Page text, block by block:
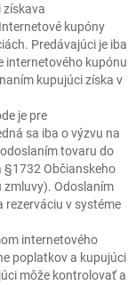
získava
kupóny
Predávajúci je iba
internetového kupónu
kupujúci získa v
je pre
sa iba o výzvu na
tovaru do
§1732 Občianskeho
zmluvy). Odoslaním
rezerváciu v systéme
internetového
poplatkov a kupujúci
môže kontrolovať a